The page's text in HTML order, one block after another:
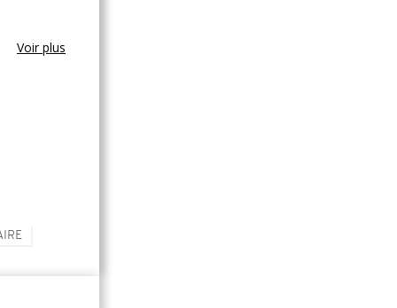
Voir plus